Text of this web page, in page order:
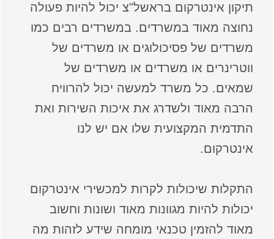
תיקון אינטרקום בראשל"צ יכול להיות פעולה
נחוצה מאוד במשרדים. במשרדים רבים כמו
משרדים של פסיכולוגים או משרדים של
ווטרינרים או משרדים או משרדים של
שמאים. כל משרד למעשה יכול להרוויח
הרבה מאוד ולשדרג את איכות השירות ואת
התדמית המקצועית שלו אם יש לנו
אינטרקום.
התקלות שיכולות לקרות למכשירי אינטרקום
יכולות להיות מגוונות מאוד ושונות וחשוב
מאוד להזמין טכנאי מומחה שידע לזהות מה